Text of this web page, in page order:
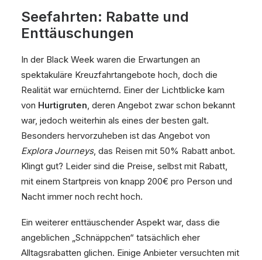
Seefahrten: Rabatte und
Enttäuschungen
In der Black Week waren die Erwartungen an
spektakuläre Kreuzfahrtangebote hoch, doch die
Realität war ernüchternd. Einer der Lichtblicke kam
von Hurtigruten, deren Angebot zwar schon bekannt
war, jedoch weiterhin als eines der besten galt.
Besonders hervorzuheben ist das Angebot von
Explora Journeys, das Reisen mit 50% Rabatt anbot.
Klingt gut? Leider sind die Preise, selbst mit Rabatt,
mit einem Startpreis von knapp 200€ pro Person und
Nacht immer noch recht hoch.
Ein weiterer enttäuschender Aspekt war, dass die
angeblichen „Schnäppchen“ tatsächlich eher
Alltagsrabatten glichen. Einige Anbieter versuchten mit